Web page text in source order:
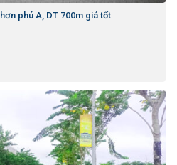
phú A, DT 700m giá tốt